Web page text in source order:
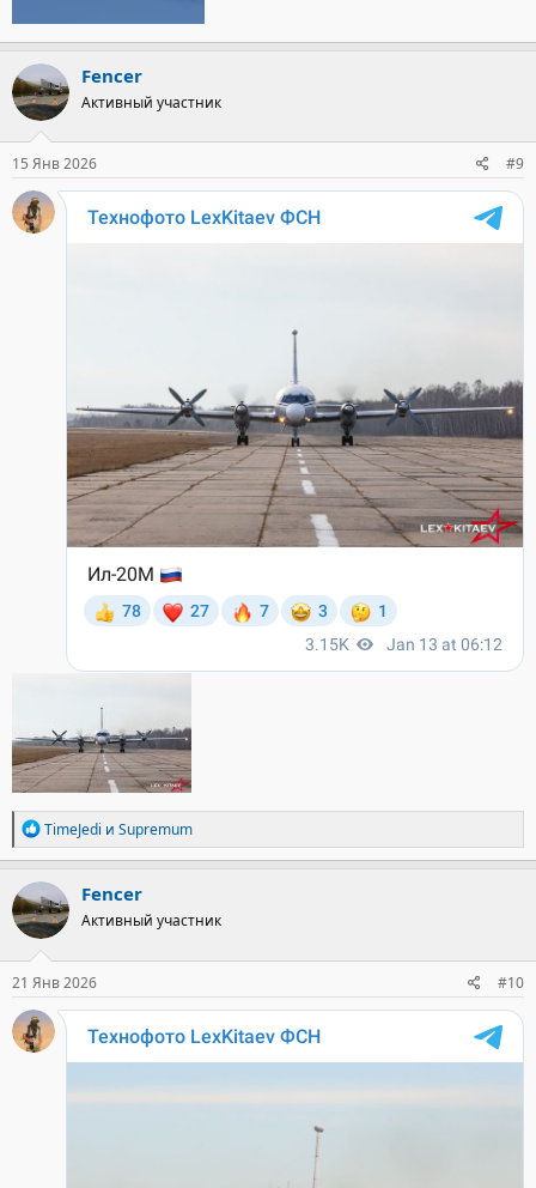
Fencer
Активный участник
15 Янв 2026 #9
Р
е
а
к
ц
и
и
:
TimeJedi и Supremum
Fencer
Активный участник
21 Янв 2026 #10